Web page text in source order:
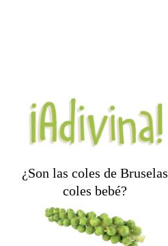
¿Son las coles de Bruselas
coles bebé?
No, pero están en la misma
familia junto con la col
rizada, el brócoli y la